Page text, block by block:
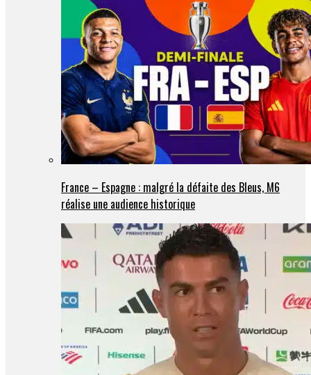
France – Espagne : malgré la défaite des Bleus, M6
réalise une audience historique